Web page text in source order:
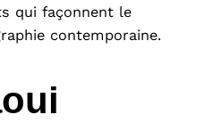
qui façonnent le
contemporaine.